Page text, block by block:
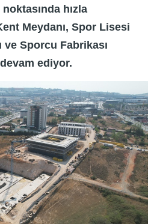
hızla
Meydanı, Spor Lisesi
ve Sporcu Fabrikası
ediyor.